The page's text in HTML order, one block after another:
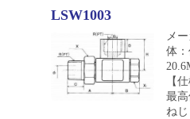
LSW1003
メ
体：
【
最高
ね